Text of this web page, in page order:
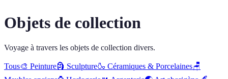
Objets de collection
Voyage à travers les objets de collection divers.
Tous🎨 Peinture🗿 Sculpture🍶 Céramiques & Porcelaines🪑